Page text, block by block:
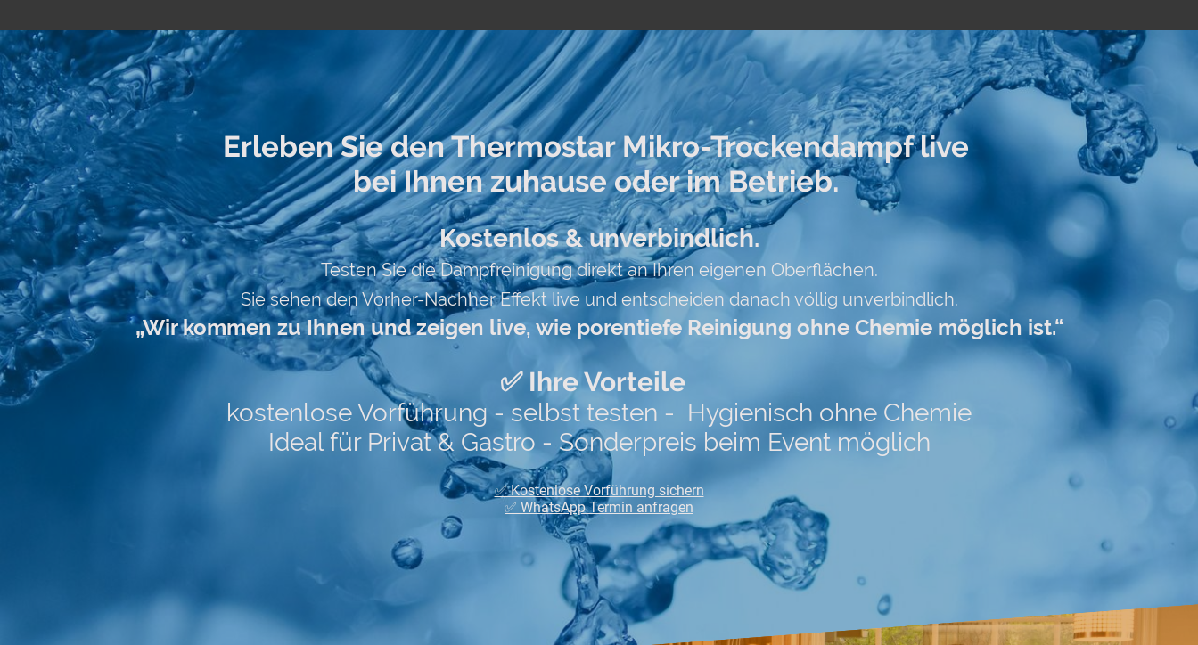
Erleben Sie den Thermostar Mikro-Trockendampf live
bei Ihnen zuhause oder im Betrieb.
Kostenlos & unverbindlich.
Testen Sie die Dampfreinigung direkt an Ihren eigenen Oberflächen.
Sie sehen den Vorher-Nachher Effekt live und entscheiden danach völlig unverbindlich.
„Wir kommen zu Ihnen und zeigen live, wie porentiefe Reinigung ohne Chemie möglich ist.“
✅ Ihre Vorteile
kostenlose Vorführung - selbst testen - Hygienisch ohne Chemie
Ideal für Privat & Gastro - Sonderpreis beim Event möglich
✅ Kostenlose Vorführung sichern
✅ WhatsApp Termin anfragen